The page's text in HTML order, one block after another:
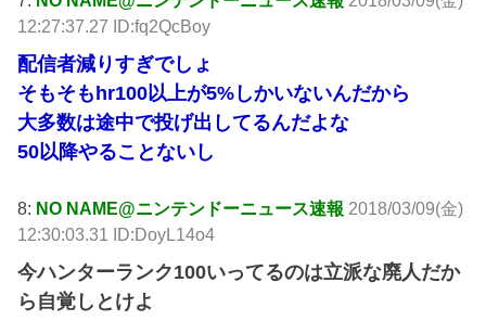
12:27:37.27 ID:fq2QcBoy
配信者減りすぎでしょ
そもそもhr100以上が5%しかいないんだから
大多数は途中で投げ出してるんだよな
50以降やることないし
8: NO NAME@ニンテンドーニュース速報 2018/03/09(金)
12:30:03.31 ID:DoyL14o4
今ハンターランク100いってるのは立派な廃人だか
ら自覚しとけよ